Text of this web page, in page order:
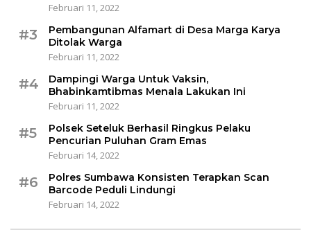
Februari 11, 2022
#3
Pembangunan Alfamart di Desa Marga Karya
Ditolak Warga
Februari 11, 2022
#4
Dampingi Warga Untuk Vaksin,
Bhabinkamtibmas Menala Lakukan Ini
Februari 11, 2022
#5
Polsek Seteluk Berhasil Ringkus Pelaku
Pencurian Puluhan Gram Emas
Februari 14, 2022
#6
Polres Sumbawa Konsisten Terapkan Scan
Barcode Peduli Lindungi
Februari 14, 2022